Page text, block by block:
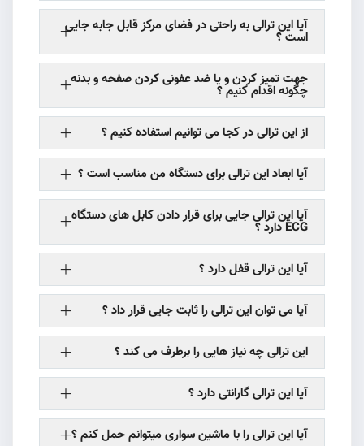
آیا این ترالی به راحتی در فضای مرکز قابل جابه جایی
است ؟
جهت تمیز کردن و یا ضد عفونی کردن صفحه و بدنه
چگونه اقدام کنیم ؟
از این ترالی در کجا می توانیم استفاده کنیم ؟
‌آیا ابعاد این ترالی برای دستگاه من مناسب است ؟
آیا این ترالی جایی برای قرار دادن کابل های دستگاه
ECG دارد ؟
آیا این ترالی قفل دارد ؟
آیا می توان این ترالی را ثابت جایی قرار داد ؟
این ترالی چه نیاز هایی را برطرف می کند ؟
آیا این ترالی گارانتی دارد ؟
آیا این ترالی را با ماشین سواری میتوانم حمل کنم ؟